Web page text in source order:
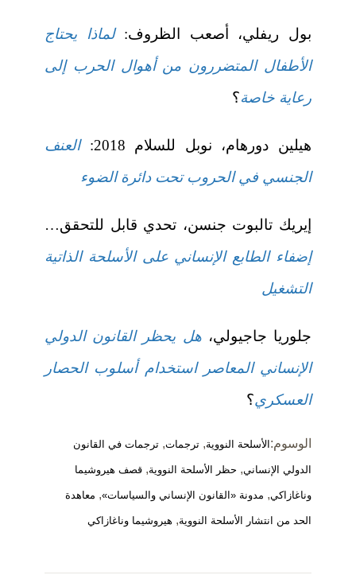
بول ريفلي، أصعب الظروف:لماذا يحتاج
الأطفال المتضررون من أهوال الحرب إلى
رعاية خاصة؟
هيلين دورهام، نوبل للسلام 2018:
العنف
الجنسي في الحروب تحت دائرة الضوء
إيريك تالبوت جنسن، تحدي قابل للتحقق…
إضفاء الطابع الإنساني على الأسلحة الذاتية
التشغيل
جلوريا جاجيولي،هل يحظر القانون الدولي
الإنساني المعاصر استخدام أسلوب الحصار
العسكري؟
الوسوم: الأسلحة النووية, ترجمات, ترجمات في القانون
الدولي الإنساني, حظر الأسلحة النووية, قصف هيروشيما
وناغازاكي, مدونة «القانون الإنساني والسياسات», معاهدة
الحد من انتشار الأسلحة النووية, هيروشيما وناغازاكي